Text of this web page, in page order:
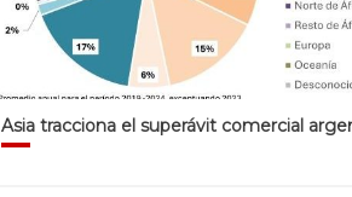
Asia tracciona el superávit comercial